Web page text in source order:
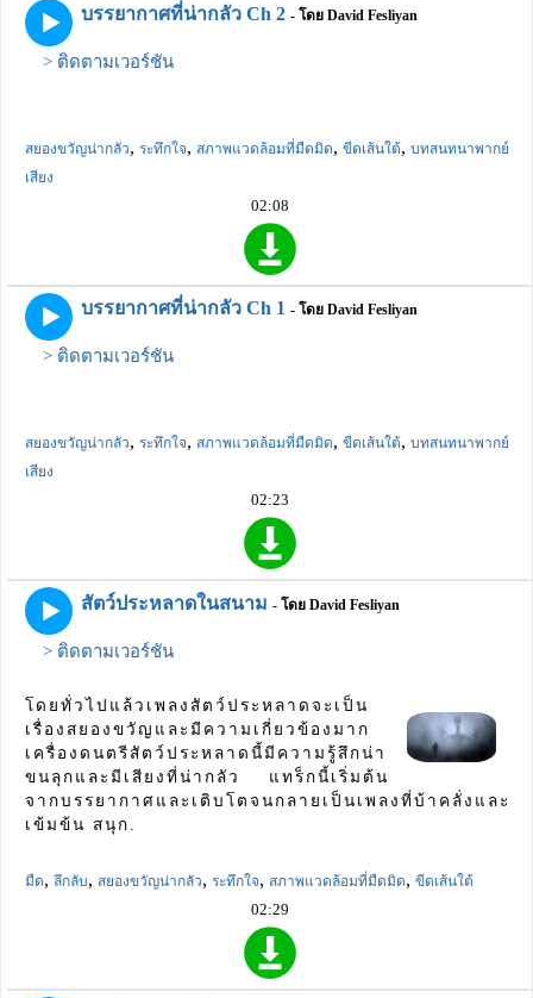
บรรยากาศที่น่ากลัว Ch 2 - โดย David Fesliyan
> ติดตามเวอร์ชัน
สยองขวัญน่ากลัว, ระทึกใจ, สภาพแวดล้อมที่มืดมิด, ขีดเส้นใต้, บทสนทนาพากย์
เสียง
02:08
บรรยากาศที่น่ากลัว Ch 1 - โดย David Fesliyan
> ติดตามเวอร์ชัน
สยองขวัญน่ากลัว, ระทึกใจ, สภาพแวดล้อมที่มืดมิด, ขีดเส้นใต้, บทสนทนาพากย์
เสียง
02:23
สัตว์ประหลาดในสนาม - โดย David Fesliyan
> ติดตามเวอร์ชัน
โดยทั่วไปแล้วเพลงสัตว์ประหลาดจะเป็น
เรื่องสยองขวัญและมีความเกี่ยวข้องมาก
เครื่องดนตรีสัตว์ประหลาดนี้มีความรู้สึกน่า
ขนลุกและมีเสียงที่น่ากลัว แทร็กนี้เริ่มต้น
จากบรรยากาศและเติบโตจนกลายเป็นเพลงที่บ้าคลั่งและ
เข้มข้น สนุก.
มืด, ลึกลับ, สยองขวัญน่ากลัว, ระทึกใจ, สภาพแวดล้อมที่มืดมิด, ขีดเส้นใต้
02:29